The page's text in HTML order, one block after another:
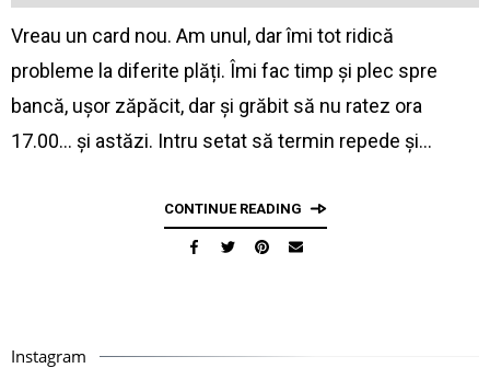
Vreau un card nou. Am unul, dar îmi tot ridică
probleme la diferite plăți. Îmi fac timp și plec spre
bancă, ușor zăpăcit, dar și grăbit să nu ratez ora
17.00… și astăzi. Intru setat să termin repede și…
CONTINUE READING
Instagram